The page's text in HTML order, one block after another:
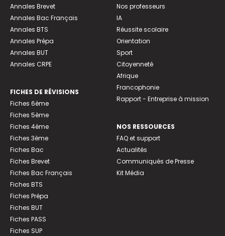
Annales Brevet
Annales Bac Français
Annales BTS
Annales Prépa
Annales BUT
Annales CRPE
FICHES DE RÉVISIONS
Fiches 6ème
Fiches 5ème
Fiches 4ème
Fiches 3ème
Fiches Bac
Fiches Brevet
Fiches Bac Français
Fiches BTS
Fiches Prépa
Fiches BUT
Fiches PASS
Fiches SUP
Nos professeurs
IA
Réussite scolaire
Orientation
Sport
Citoyenneté
Afrique
Francophonie
Rapport - Entreprise à mission
NOS RESSOURCES
FAQ et support
Actualités
Communiqués de Presse
Kit Média